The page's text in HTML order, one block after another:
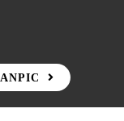
ANPIC